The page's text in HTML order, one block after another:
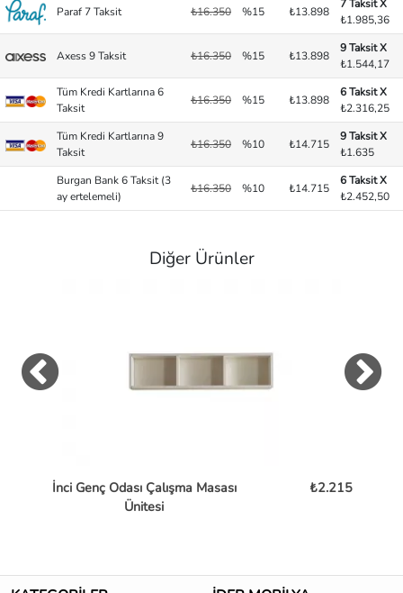
Paraf 7 Taksit ₺16.350 %15 ₺13.898
7 Taksit X
₺1.985,36
Axess 9 Taksit ₺16.350 %15 ₺13.898
9 Taksit X
₺1.544,17
Tüm Kredi Kartlarına 6
Taksit
₺16.350 %15 ₺13.898
6 Taksit X
₺2.316,25
Tüm Kredi Kartlarına 9
Taksit
₺16.350 %10 ₺14.715
9 Taksit X
₺1.635
Burgan Bank 6 Taksit (3
ay ertelemeli)
₺16.350 %10 ₺14.715
6 Taksit X
₺2.452,50
Diğer Ürünler
İnci Genç Odası Çalışma Masası
Ünitesi
₺2.215